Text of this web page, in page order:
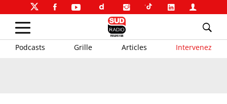
Podcasts Grille Articles Intervenez